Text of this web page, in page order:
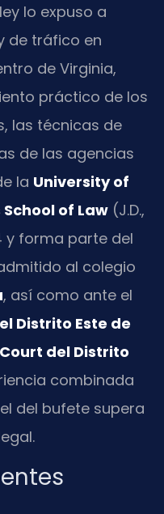
lo expuso a
de tráfico en
de Virginia,
práctico de los
las técnicas de
de las agencias
la University of
of Law (J.D.,
y forma parte del
al colegio
, así como ante el
Distrito Este de
del Distrito
combinada
del bufete supera